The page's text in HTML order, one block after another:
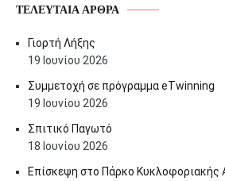
ΤΕΛΕΥΤΑΊΑ ΆΡΘΡΑ
Γιορτή Λήξης
19 Ιουνίου 2026
Συμμετοχή σε πρόγραμμα eTwinning
19 Ιουνίου 2026
Σπιτικό Παγωτό
18 Ιουνίου 2026
Επίσκεψη στο Πάρκο Κυκλοφοριακής